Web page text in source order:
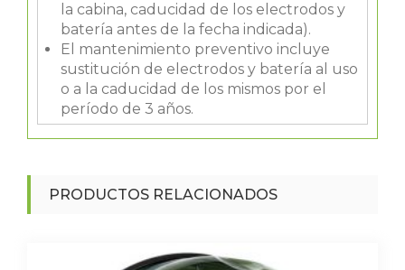
la cabina, caducidad de los electrodos y
batería antes de la fecha indicada).
El mantenimiento preventivo incluye
sustitución de electrodos y batería al uso
o a la caducidad de los mismos por el
período de 3 años.
PRODUCTOS RELACIONADOS